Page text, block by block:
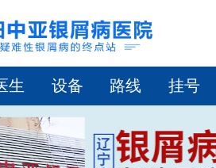
生 设备 路线 挂号